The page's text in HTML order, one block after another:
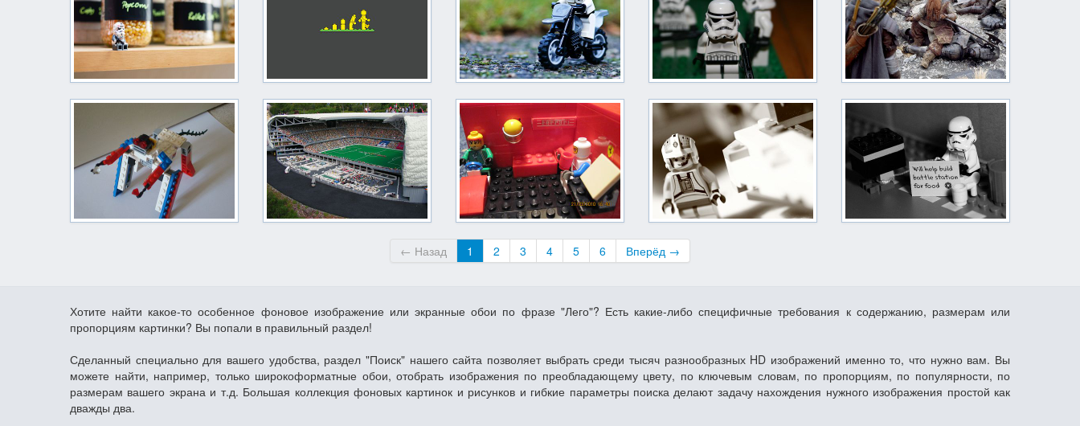
← Назад 1 2 3 4 5 6 Вперёд →
Хотите найти какое-то особенное фоновое изображение или экранные обои по фразе "Лего"? Есть какие-либо специфичные требования к содержанию, размерам или
пропорциям картинки? Вы попали в правильный раздел!
Сделанный специально для вашего удобства, раздел "Поиск" нашего сайта позволяет выбрать среди тысяч разнообразных HD изображений именно то, что нужно вам. Вы
можете найти, например, только широкоформатные обои, отобрать изображения по преобладающему цвету, по ключевым словам, по пропорциям, по популярности, по
размерам вашего экрана и т.д. Большая коллекция фоновых картинок и рисунков и гибкие параметры поиска делают задачу нахождения нужного изображения простой как
дважды два.